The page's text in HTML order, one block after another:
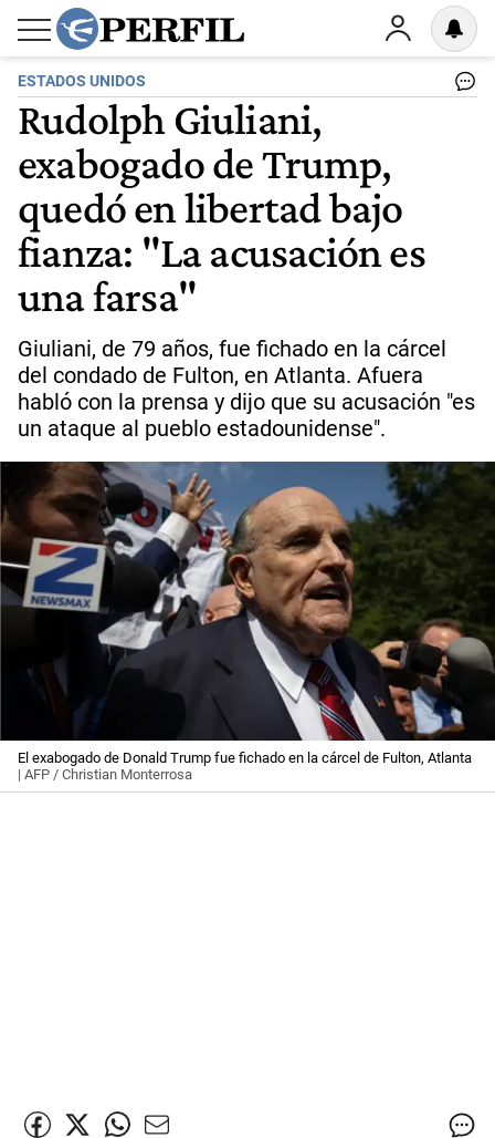
ESTADOS UNIDOS
Rudolph Giuliani,
exabogado de Trump,
quedó en libertad bajo
fianza: "La acusación es
una farsa"
Giuliani, de 79 años, fue fichado en la cárcel
del condado de Fulton, en Atlanta. Afuera
habló con la prensa y dijo que su acusación "es
un ataque al pueblo estadounidense".
El exabogado de Donald Trump fue fichado en la cárcel de Fulton, Atlanta
| AFP / Christian Monterrosa